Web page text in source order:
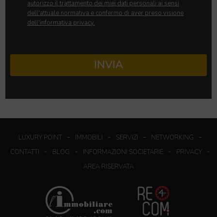
autorizzo il trattamento dei miei dati personali ai sensi
dell'attuale normativa e confermo di aver preso visione
dell'informativa privacy.
INVIA
LUXURY POINT - IMMOBILI - SERVIZI - NETWORKING -
CONTATTI - BLOG - INFORMAZIONI SOCIETARIE - PRIVACY -
AREA RISERVATA